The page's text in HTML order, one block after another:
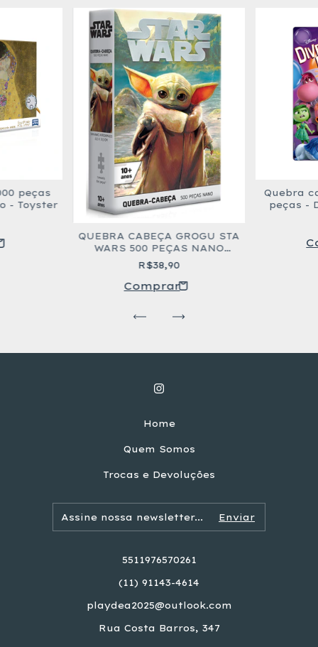
peças
- Toyster
QUEBRA CABEÇA GROGU STA
WARS 500 PEÇAS NANO
TOYSTER
R$38,90
Quebra
peças -
Home
Quem Somos
Trocas e Devoluções
5511976570261
(11) 91143-4614
playdea2025@outlook.com
Rua Costa Barros, 347